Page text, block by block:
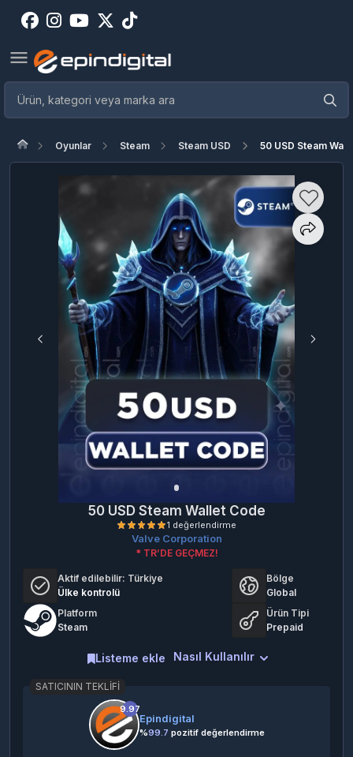
Oyunlar Steam Steam USD 50 USD Steam
50 USD Steam Wallet Code
1 değerlendirme
Valve Corporation
* TR’DE GEÇMEZ!
Aktif edilebilir: Türkiye
Ülke kontrolü
Bölge
Global
Platform
Steam
Ürün Tipi
Prepaid
Nasıl Kullanılır
Listeme ekle
SATICININ TEKLIFI
9.97
Epindigital
%99.7 pozitif değerlendirme